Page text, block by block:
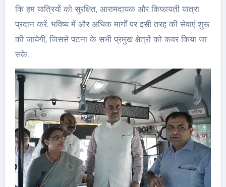
कि हम यात्रियों को सुरक्षित, आरामदायक और किफायती यात्रा
प्रदान करें. भविष्य में और अधिक मार्गों पर इसी तरह की सेवाएं शुरू
की जायेगी, जिससे पटना के सभी प्रमुख क्षेत्रों को कवर किया जा
सके.